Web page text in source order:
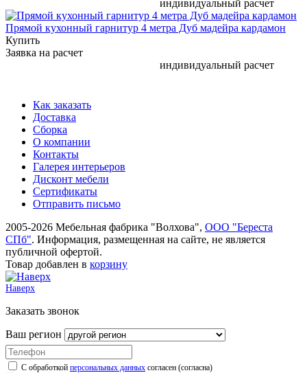
индивидуальный расчет
Прямой кухонный гарнитур 4 метра Дуб мадейра кардамон
Купить
Заявка на расчет
индивидуальный расчет
Как заказать
Доставка
Сборка
О компании
Контакты
Галерея интерьеров
Дисконт мебели
Сертификаты
Отправить письмо
2005-2026 Мебельная фабрика "Волхова", ООО "Береста
СПб". Информация, размещенная на сайте, не является
публичной офертой.
Товар добавлен в корзину
Наверх
Заказать звонок
Ваш регион
С обработкой персональных данных согласен (согласна)